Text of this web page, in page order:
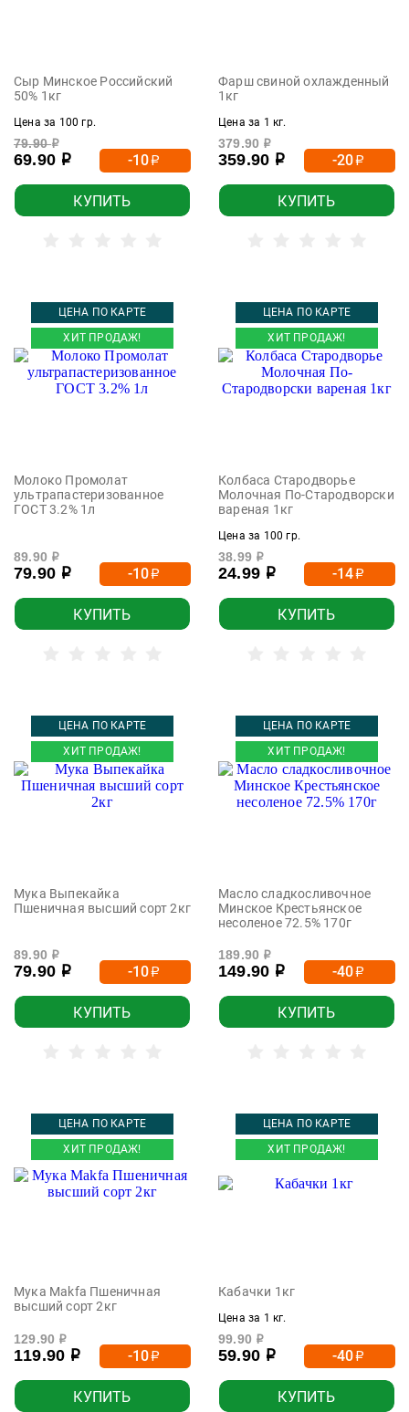
Сыр Минское Российский
50% 1кг
Цена за 100 гр.
79.90р
69.90 р -10р
КУПИТЬ
Фарш свиной охлажденный
1кг
Цена за 1 кг.
379.90 р
359.90 р -20р
КУПИТЬ
ЦЕНА ПО КАРТЕ
ХИТ ПРОДАЖ!
Молоко Промолат
ультрапастеризованное
ГОСТ 3.2% 1л
89.90 р
79.90 р -10р
КУПИТЬ
ЦЕНА ПО КАРТЕ
ХИТ ПРОДАЖ!
Колбаса Стародворье
Молочная По-Стародворски
вареная 1кг
Цена за 100 гр.
38.99 р
24.99 р -14р
КУПИТЬ
ЦЕНА ПО КАРТЕ
ХИТ ПРОДАЖ!
Мука Выпекайка
Пшеничная высший сорт 2кг
89.90 р
79.90 р -10р
КУПИТЬ
ЦЕНА ПО КАРТЕ
ХИТ ПРОДАЖ!
Масло сладкосливочное
Минское Крестьянское
несоленое 72.5% 170г
189.90 р
149.90 р -40р
КУПИТЬ
ЦЕНА ПО КАРТЕ
ХИТ ПРОДАЖ!
Мука Makfa Пшеничная
высший сорт 2кг
129.90 р
119.90 р -10р
КУПИТЬ
ЦЕНА ПО КАРТЕ
ХИТ ПРОДАЖ!
Кабачки 1кг
Цена за 1 кг.
99.90 р
59.90 р -40р
КУПИТЬ